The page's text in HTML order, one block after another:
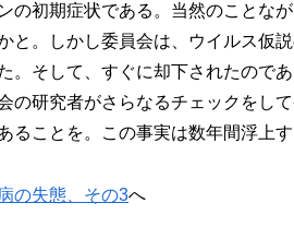
の初期症状である。当然のことな
と。しかし委員会は、ウイルス仮
。そして、すぐに却下されたので
の研究者がさらなるチェックをし
ることを。この事実は数年間浮上す
の失態、その3へ